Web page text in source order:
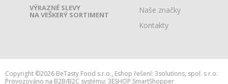
VÝRAZNÉ SLEVY
NA VEŠKERÝ SORTIMENT
Naše značky
Kontakty
Copyright ©2026 BeTasty Food s.r.o., Eshop řešení: 3solutions, spol. s r.o.
Provozováno na B2B/B2C systému: 3ESHOP SmartShopper